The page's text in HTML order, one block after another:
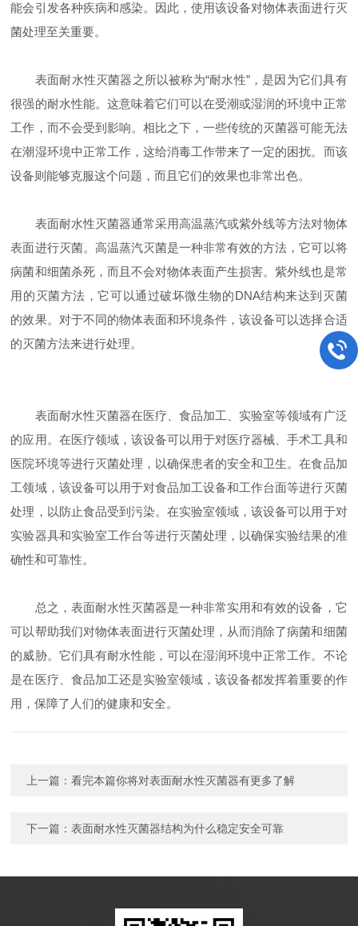
能会引发各种疾病和感染。因此，使用该设备对物体表面进行灭
菌处理至关重要。
表面耐水性灭菌器之所以被称为“耐水性”，是因为它们具有
很强的耐水性能。这意味着它们可以在受潮或湿润的环境中正常
工作，而不会受到影响。相比之下，一些传统的灭菌器可能无法
在潮湿环境中正常工作，这给消毒工作带来了一定的困扰。而该
设备则能够克服这个问题，而且它们的效果也非常出色。
表面耐水性灭菌器通常采用高温蒸汽或紫外线等方法对物体
表面进行灭菌。高温蒸汽灭菌是一种非常有效的方法，它可以将
病菌和细菌杀死，而且不会对物体表面产生损害。紫外线也是常
用的灭菌方法，它可以通过破坏微生物的DNA结构来达到灭菌
的效果。对于不同的物体表面和环境条件，该设备可以选择合适
的灭菌方法来进行处理。
表面耐水性灭菌器在医疗、食品加工、实验室等领域有广泛
的应用。在医疗领域，该设备可以用于对医疗器械、手术工具和
医院环境等进行灭菌处理，以确保患者的安全和卫生。在食品加
工领域，该设备可以用于对食品加工设备和工作台面等进行灭菌
处理，以防止食品受到污染。在实验室领域，该设备可以用于对
实验器具和实验室工作台等进行灭菌处理，以确保实验结果的准
确性和可靠性。
总之，表面耐水性灭菌器是一种非常实用和有效的设备，它
可以帮助我们对物体表面进行灭菌处理，从而消除了病菌和细菌
的威胁。它们具有耐水性能，可以在湿润环境中正常工作。不论
是在医疗、食品加工还是实验室领域，该设备都发挥着重要的作
用，保障了人们的健康和安全。
上一篇：看完本篇你将对表面耐水性灭菌器有更多了解
下一篇：表面耐水性灭菌器结构为什么稳定安全可靠